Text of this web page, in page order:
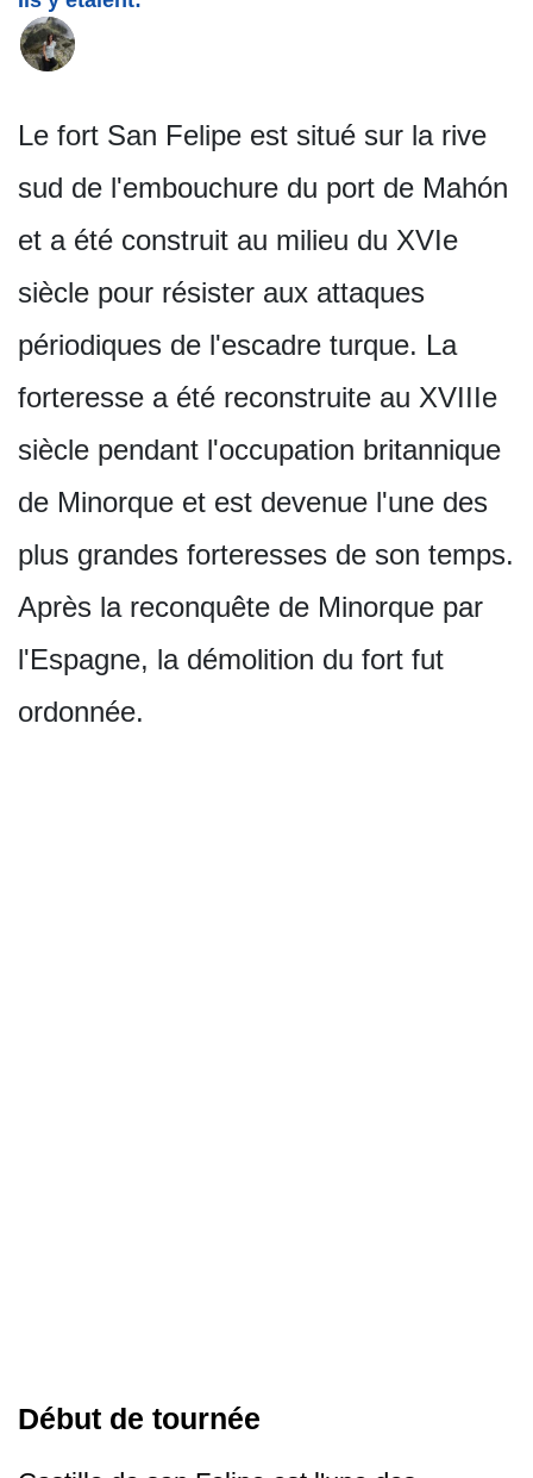
Le fort San Felipe est situé sur la rive
sud de l'embouchure du port de Mahón
et a été construit au milieu du XVIe
siècle pour résister aux attaques
périodiques de l'escadre turque. La
forteresse a été reconstruite au XVIIIe
siècle pendant l'occupation britannique
de Minorque et est devenue l'une des
plus grandes forteresses de son temps.
Après la reconquête de Minorque par
l'Espagne, la démolition du fort fut
ordonnée.
Début de tournée